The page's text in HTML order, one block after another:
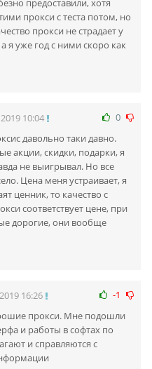
предоставили, хотя
прокси с теста потом, но
прокси не страдает у
а я уже год с ними скоро как
0
10:04
давольно таки давно.
акции, скидки, подарки, я
не выигрывал. Но все
Цена меня устраивает, я
ценник, то качество с
соответствует цене, при
дорогие, они вообще
-1
16:26
прокси. Мне подошли
и работы в софтах по
и справляются с